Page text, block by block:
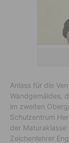
Anlass für die
Wandgemäldes,
im zweiten
Schulzentrum
der Maturaklasse
Zeichenlehrer